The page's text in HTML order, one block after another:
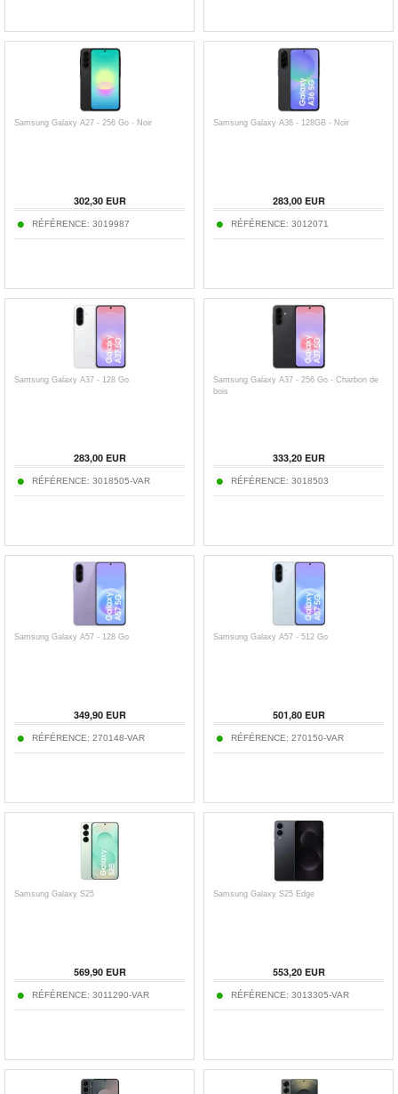
Samsung Galaxy A27 - 256 Go - Noir
302,30EUR
RÉFÉRENCE: 3019987
Samsung Galaxy A36 - 128GB - Noir
283,00EUR
RÉFÉRENCE: 3012071
Samsung Galaxy A37 - 128 Go
283,00EUR
RÉFÉRENCE: 3018505-VAR
Samsung Galaxy A37 - 256 Go - Charbon de
bois
333,20EUR
RÉFÉRENCE: 3018503
Samsung Galaxy A57 - 128 Go
349,90EUR
RÉFÉRENCE: 270148-VAR
Samsung Galaxy A57 - 512 Go
501,80EUR
RÉFÉRENCE: 270150-VAR
Samsung Galaxy S25
569,90EUR
RÉFÉRENCE: 3011290-VAR
Samsung Galaxy S25 Edge
553,20EUR
RÉFÉRENCE: 3013305-VAR